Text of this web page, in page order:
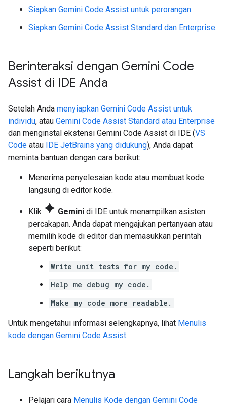
Siapkan Gemini Code Assist untuk perorangan.
Siapkan Gemini Code Assist Standard dan Enterprise.
Berinteraksi dengan Gemini Code
Assist di IDE Anda
Setelah Anda menyiapkan Gemini Code Assist untuk
individu, atau Gemini Code Assist Standard atau Enterprise
dan menginstal ekstensi Gemini Code Assist di IDE (VS
Code atau IDE JetBrains yang didukung), Anda dapat
meminta bantuan dengan cara berikut:
Menerima penyelesaian kode atau membuat kode
langsung di editor kode.
Klik spark Gemini di IDE untuk menampilkan asisten
percakapan. Anda dapat mengajukan pertanyaan atau
memilih kode di editor dan memasukkan perintah
seperti berikut:
Write unit tests for my code.
Help me debug my code.
Make my code more readable.
Untuk mengetahui informasi selengkapnya, lihat Menulis
kode dengan Gemini Code Assist.
Langkah berikutnya
Pelajari cara Menulis Kode dengan Gemini Code